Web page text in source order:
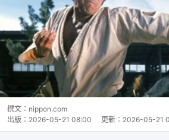
撰文： nippon.com
出版： 2026-05-21 08:00 更新： 2026-05-21